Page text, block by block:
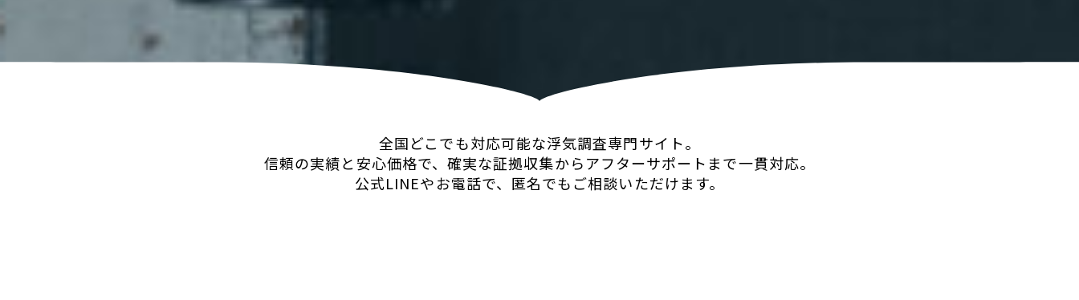
全国どこでも対応可能な浮気調査専門サイト。
信頼の実績と安心価格で、確実な証拠収集からアフターサポートまで一貫対応。
公式LINEやお電話で、匿名でもご相談いただけます。